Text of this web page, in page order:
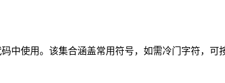
使用。该集合涵盖常用符号，如需冷门字符，可